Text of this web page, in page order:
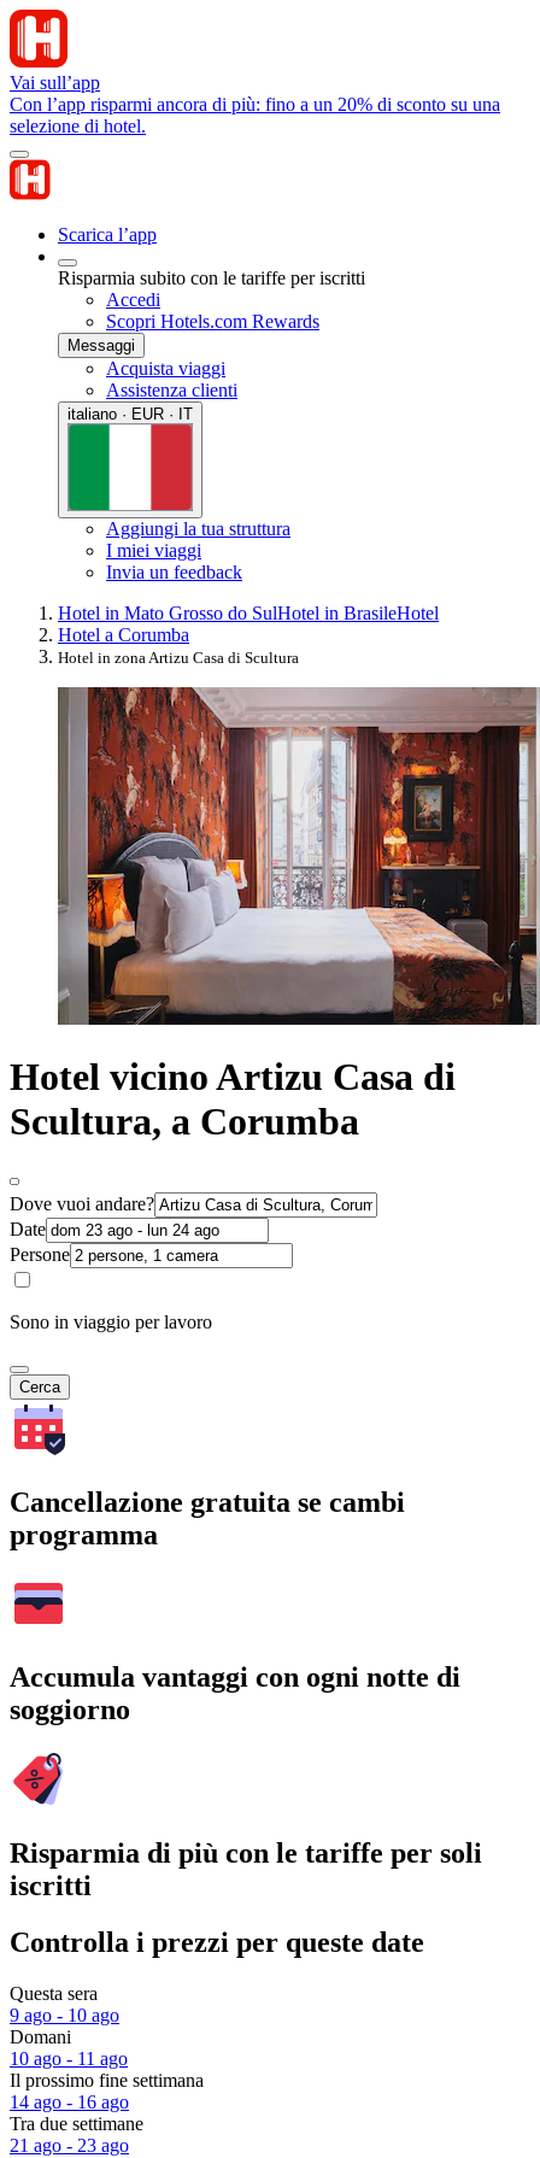
Vai sull’app
Con l’app risparmi ancora di più: fino a un 20% di sconto su una
selezione di hotel.
Scarica l’app
Risparmia subito con le tariffe per iscritti
Accedi
Scopri Hotels.com Rewards
Messaggi
Acquista viaggi
Assistenza clienti
italiano · EUR · IT
Aggiungi la tua struttura
I miei viaggi
Invia un feedback
Hotel in Mato Grosso do SulHotel in BrasileHotel
Hotel a Corumba
Hotel in zona Artizu Casa di Scultura
Hotel vicino Artizu Casa di
Scultura, a Corumba
Dove vuoi andare?
Date
Persone
Sono in viaggio per lavoro
Cerca
Cancellazione gratuita se cambi
programma
Accumula vantaggi con ogni notte di
soggiorno
Risparmia di più con le tariffe per soli
iscritti
Controlla i prezzi per queste date
Questa sera
9 ago - 10 ago
Domani
10 ago - 11 ago
Il prossimo fine settimana
14 ago - 16 ago
Tra due settimane
21 ago - 23 ago